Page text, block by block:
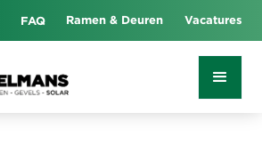
FAQ Ramen & Deuren Vacatures